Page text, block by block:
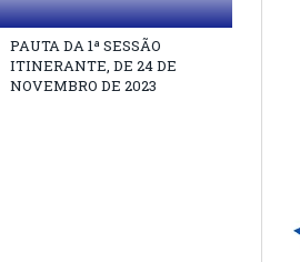
PAUTA DA 1ª SESSÃO
ITINERANTE, DE 24 DE
NOVEMBRO DE 2023